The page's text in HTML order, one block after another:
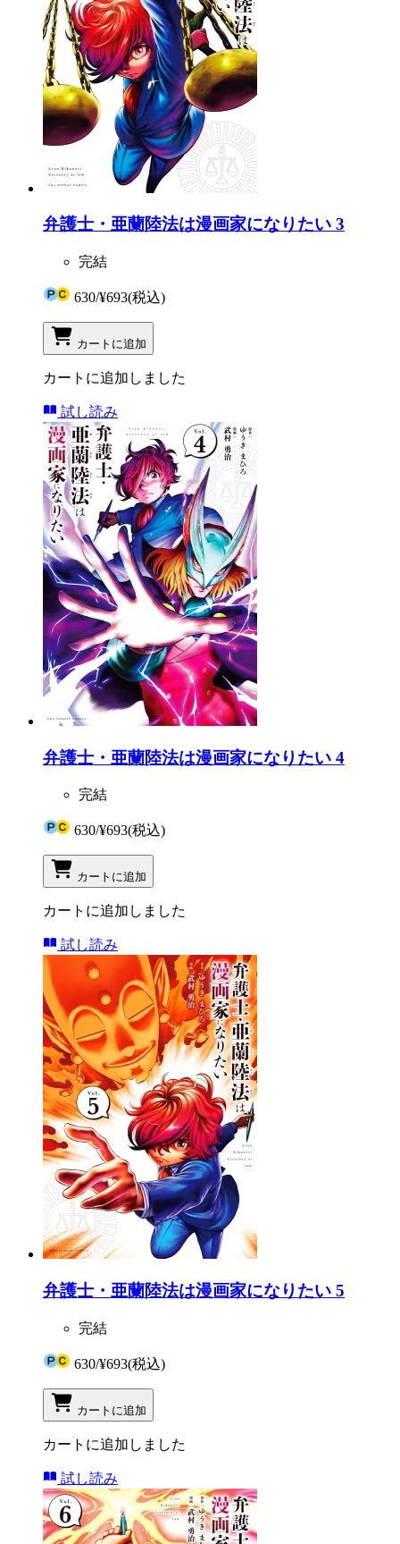
弁護士・亜蘭陸法は漫画家になりたい 3
完結
630/¥693(税込)
カートに追加
カートに追加しました
試し読み
弁護士・亜蘭陸法は漫画家になりたい 4
完結
630/¥693(税込)
カートに追加
カートに追加しました
試し読み
弁護士・亜蘭陸法は漫画家になりたい 5
完結
630/¥693(税込)
カートに追加
カートに追加しました
試し読み